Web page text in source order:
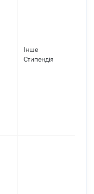
Інше
Стипендія